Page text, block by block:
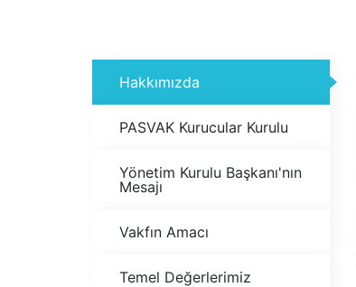
Hakkımızda
PASVAK Kurucular Kurulu
Yönetim Kurulu Başkanı'nın
Mesajı
Vakfın Amacı
Temel Değerlerimiz